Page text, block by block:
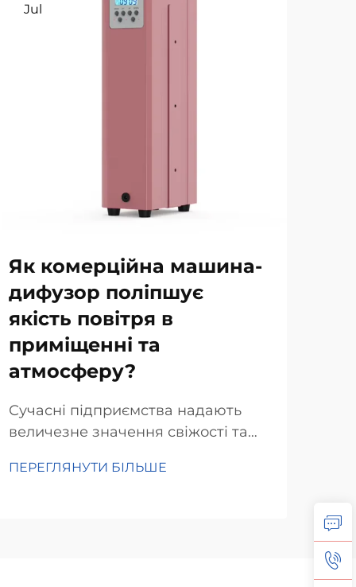
Jul
Як комерційна машина-
дифузор поліпшує
якість повітря в
приміщенні та
атмосферу?
Сучасні підприємства надають
величезне значення свіжості та
Комерційні дифузи виконують цю
ПЕРЕГЛЯНУТИ БІЛЬШЕ
Ці